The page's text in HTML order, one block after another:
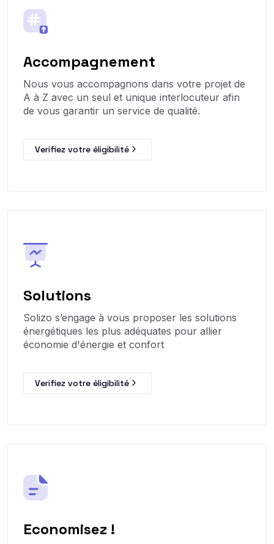
Accompagnement
Nous vous accompagnons dans votre projet de
A à Z avec un seul et unique interlocuteur afin
de vous garantir un service de qualité.
Verifiez votre éligibilité
Solutions
Solizo s’engage à vous proposer les solutions
énergétiques les plus adéquates pour allier
économie d'énergie et confort
Verifiez votre éligibilité
Economisez !